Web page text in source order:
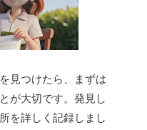
を見つけたら、まずは
が大切です。発見し
を詳しく記録しまし